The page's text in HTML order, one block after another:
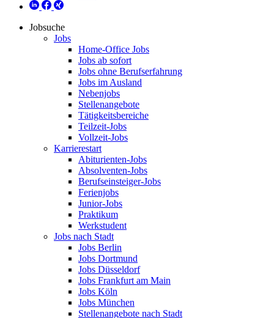
Jobsuche
Jobs
Home-Office Jobs
Jobs ab sofort
Jobs ohne Berufserfahrung
Jobs im Ausland
Nebenjobs
Stellenangebote
Tätigkeitsbereiche
Teilzeit-Jobs
Vollzeit-Jobs
Karrierestart
Abiturienten-Jobs
Absolventen-Jobs
Berufseinsteiger-Jobs
Ferienjobs
Junior-Jobs
Praktikum
Werkstudent
Jobs nach Stadt
Jobs Berlin
Jobs Dortmund
Jobs Düsseldorf
Jobs Frankfurt am Main
Jobs Köln
Jobs München
Stellenangebote nach Stadt